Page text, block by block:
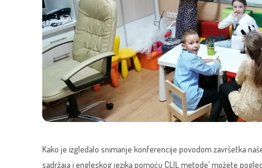
Kako je izgledalo snimanje konferencije povodom završetka
sadržaja i engleskog jezika pomoću CLIL metode’ možete